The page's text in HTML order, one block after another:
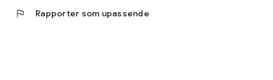
flag Rapporter som upassende